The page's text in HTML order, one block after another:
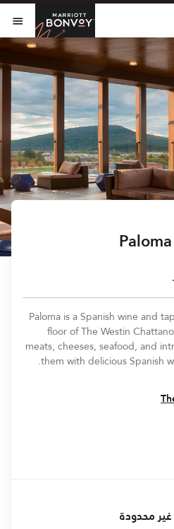
Skip to Content
Paloma is a Spanish wine and
floor of The Westin
meats, cheeses, seafood, and
them with delicious Spanish
Opens In New Window
غير محدودة